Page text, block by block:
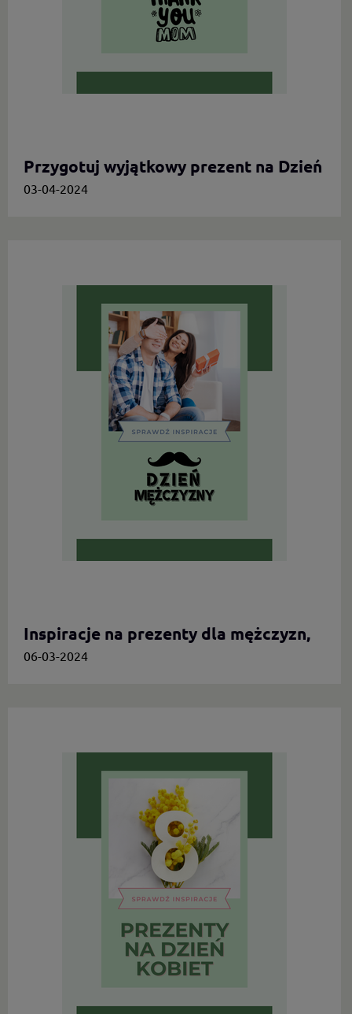
Przygotuj wyjątkowy prezent na Dzień
Mamy.
03-04-2024
Inspiracje na prezenty dla mężczyzn,
którzy cenią oryginalność
06-03-2024